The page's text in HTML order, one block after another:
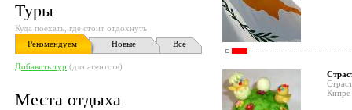
Туры
Куда поехать, где стоит отдохнуть
Рекомендуем
Новые Все
Добавить тур (для агентств)
Места отдыха
Кипре